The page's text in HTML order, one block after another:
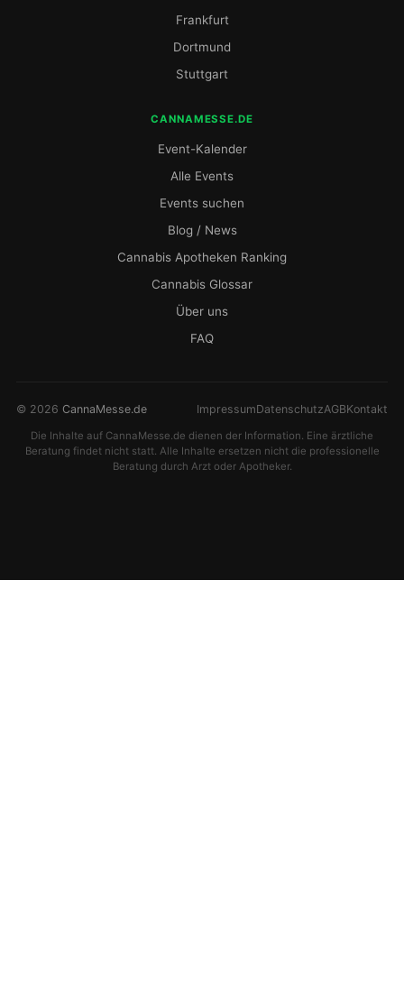
Frankfurt
Dortmund
Stuttgart
CANNAMESSE.DE
Event-Kalender
Alle Events
Events suchen
Blog / News
Cannabis Apotheken Ranking
Cannabis Glossar
Über uns
FAQ
© 2026 CannaMesse.de ImpressumDatenschutzAGBKontakt
Die Inhalte auf CannaMesse.de dienen der Information. Eine ärztliche
Beratung findet nicht statt. Alle Inhalte ersetzen nicht die professionelle
Beratung durch Arzt oder Apotheker.